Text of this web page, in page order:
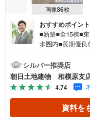
画像36枚
おすすめポイント
■新築■全15棟■
歩圏内■長期優
0】上記時間はお
物件には特に問
ください。「室
ただくとご見学
社は1985年町
13店舗展開し
シルバー推奨店
朝日土地建物 相模原支
4.74
資料を